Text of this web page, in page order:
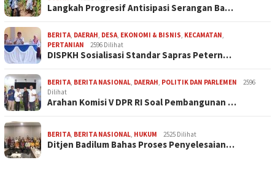
Langkah Progresif Antisipasi Serangan Ba…
BERITA, DAERAH, DESA, EKONOMI & BISNIS, KECAMATAN,
PERTANIAN
2596 Dilihat
DISPKH Sosialisasi Standar Sapras Petern…
BERITA, BERITA NASIONAL, DAERAH, POLITIK DAN PARLEMEN
2596
Dilihat
Arahan Komisi V DPR RI Soal Pembangunan …
BERITA, BERITA NASIONAL, HUKUM 2525 Dilihat
Ditjen Badilum Bahas Proses Penyelesaian…